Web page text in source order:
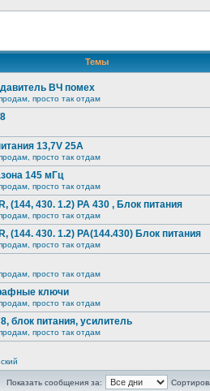
Темы
ВЧ помех
просто так отдам
13,7V 25A
просто так отдам
145 мГц
просто так отдам
(144, 430. 1.2) PA 430 , Блок питания
просто так отдам
(144. 430. 1.2) PA(144.430) Блок питания
просто так отдам
просто так отдам
ключи
просто так отдам
блок питания, усилитель
просто так отдам
Показать сообщения за: